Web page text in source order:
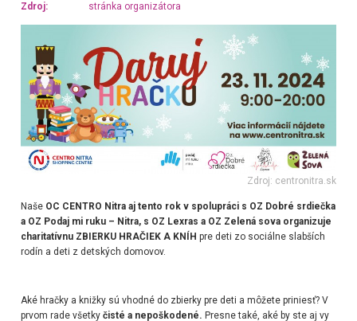
Zdroj:
stránka organizátora
Zdroj: centronitra.sk
Naše OC CENTRO Nitra aj tento rok v spolupráci s OZ Dobré srdiečka
a OZ Podaj mi ruku – Nitra, s OZ Lexras a OZ Zelená sova organizuje
charitatívnu ZBIERKU HRAČIEK A KNÍH pre deti zo sociálne slabších
rodín a deti z detských domovov.
Aké hračky a knižky sú vhodné do zbierky pre deti a môžete priniesť? V
prvom rade všetky čisté a nepoškodené. Presne také, aké by ste aj vy